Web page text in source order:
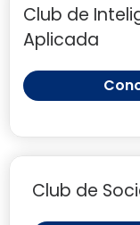
Club de
Aplicada
Club de